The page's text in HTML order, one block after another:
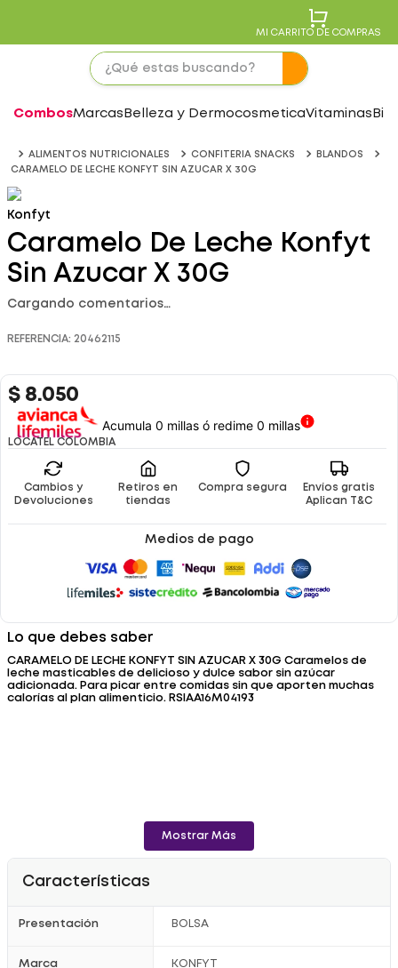
MI CARRITO DE COMPRAS
CombosMarcas Belleza y DermocosmeticaVitaminas
ALIMENTOS NUTRICIONALES CONFITERIA SNACKS
BLANDOS
CARAMELO DE LECHE KONFYT SIN AZUCAR X 30G
Konfyt
Caramelo De Leche Konfyt
Sin Azucar X 30G
Cargando comentarios…
REFERENCIA: 20462115
$ 8.050
Acumula 0 millas ó redime 0 millas
LOCATEL COLOMBIA
Cambios y
Devoluciones
Retiros en
tiendas
Compra segura
Envíos gratis
Aplican T&C
Medios de pago
Lo que debes saber
CARAMELO DE LECHE KONFYT SIN AZUCAR X 30G Caramelos de
leche masticables de delicioso y dulce sabor sin azúcar
adicionada. Para picar entre comidas sin que aporten muchas
calorías al plan alimenticio. RSIAA16M04193
Mostrar Más
Características
Presentación BOLSA
Marca KONFYT